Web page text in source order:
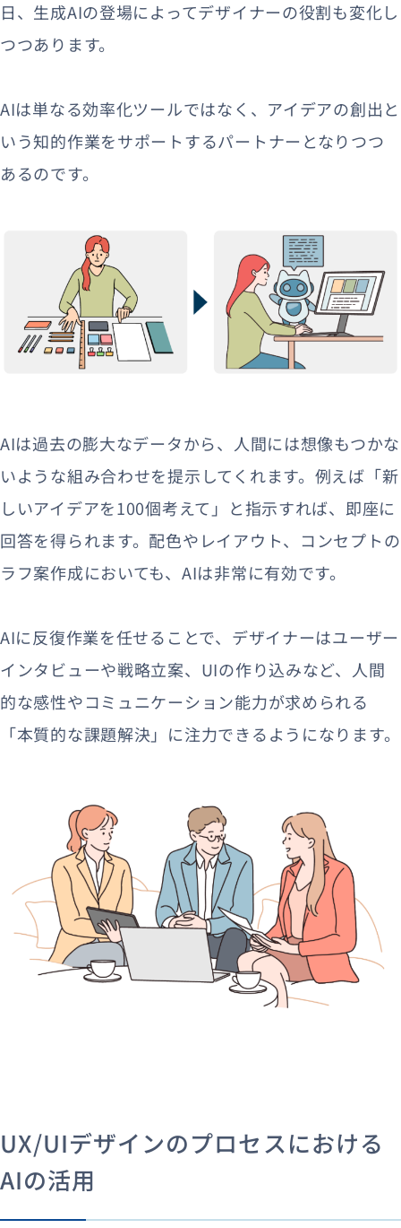
日、生成AIの登場によってデザイナーの役割も変化し
つつあります。
AIは単なる効率化ツールではなく、アイデアの創出と
いう知的作業をサポートするパートナーとなりつつ
あるのです。
AIは過去の膨大なデータから、人間には想像もつかな
いような組み合わせを提示してくれます。例えば「新
しいアイデアを100個考えて」と指示すれば、即座に
回答を得られます。配色やレイアウト、コンセプトの
ラフ案作成においても、AIは非常に有効です。
AIに反復作業を任せることで、デザイナーはユーザー
インタビューや戦略立案、UIの作り込みなど、人間
的な感性やコミュニケーション能力が求められる
「本質的な課題解決」に注力できるようになります。
UX/UIデザインのプロセスにおける
AIの活用